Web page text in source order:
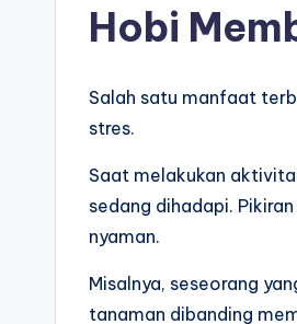
Hobi
Salah satu manfaat
stres.
Saat melakukan
sedang dihadapi.
nyaman.
Misalnya, seseorang
tanaman dibanding